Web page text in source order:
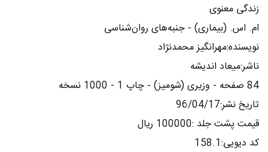
زندگی معنوی
ام. اس. (بیماری) - جنبه‌های روان‌شناسی
نویسنده:مهرانگیز محمدنژاد
ناشر:میعاد اندیشه
84 صفحه - وزیری (شومیز) - چاپ 1 - 1000 نسخه
تاریخ نشر:96/04/17
قیمت پشت جلد :100000 ریال
کد دیویی:158.1